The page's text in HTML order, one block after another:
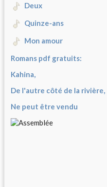
Deux
Quinze-ans
Mon amour
Romans pdf gratuits:
Kahina,
De l'autre côté de la rivière,
Ne peut être vendu